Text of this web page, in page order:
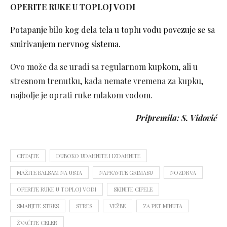
OPERITE RUKE U TOPLOJ VODI
Potapanje bilo kog dela tela u toplu vodu povezuje se sa
smirivanjem nervnog sistema.
Ovo može da se uradi sa regularnom kupkom, ali u
stresnom trenutku, kada nemate vremena za kupku,
najbolje je oprati ruke mlakom vodom.
Pripremila: S. Vidović
CRTAJTE DUBOKO UDAHNITE I IZDAHNITE
MAŽITE BALSAM NA USTA NAPRAVITE GRIMASU NOZDRVA
OPERITE RUKE U TOPLOJ VODI SKINITE CIPELE
SMANJITE STRES STRES VEŽBE ZA PET MINUTA
ŽVAĆITE CELER